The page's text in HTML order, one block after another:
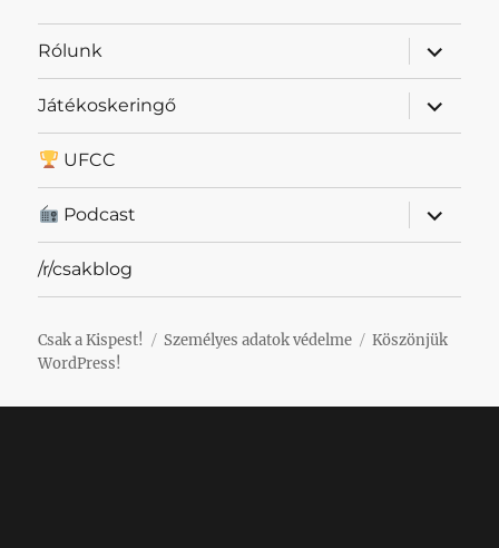
Rólunk
almenü
Játékoskeringő
almenü
UFCC
Podcast
almenü
/r/csakblog
Csak a Kispest! Személyes adatok védelme
Köszönjük
WordPress!